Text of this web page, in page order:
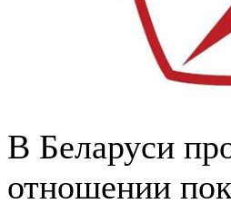
В Беларуси
отношении